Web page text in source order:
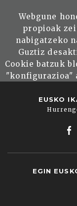
EUSKO
EGIN
Webgune
propioak
nabigatzeko
Guztiz
Cookie batzuk
"konfigurazioa"
cookie politika
zara. Sakatu